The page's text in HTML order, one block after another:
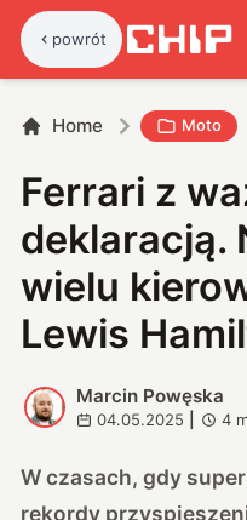
powrót
Home Moto
Ferrari z
deklaracją.
wielu
Lewis
M
Marcin Powęska
04.05.2025 4
W czasach, gdy
rekordy